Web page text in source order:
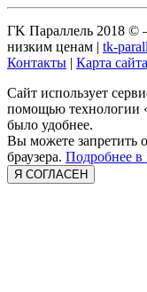
ГK Параллель 2018 ©
низким ценам | tk-
Контакты | Карта сайта
Сайт использует
помощью технологии
было удобнее.
Вы можете запретить
браузера. Подробнее
Я СОГЛАСЕН